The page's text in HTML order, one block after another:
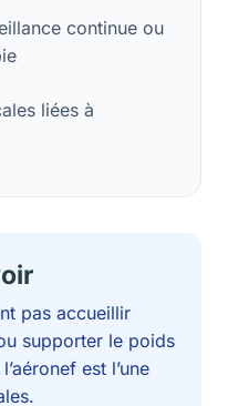
continue ou
liées à
pas accueillir
supporter le poids
est l’une